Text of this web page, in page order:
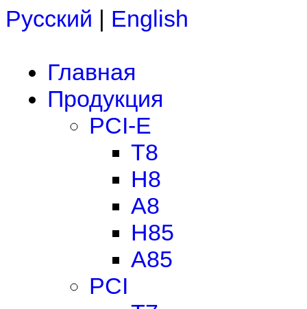
Русский | English
Главная
Продукция
PCI-E
T8
H8
A8
H85
A85
PCI